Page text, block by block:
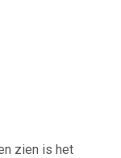
zien is het